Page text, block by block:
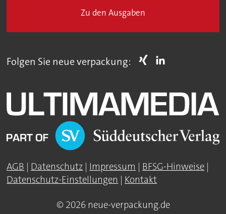
Zu den Ausgaben
Folgen Sie neue verpackung:
AGB | Datenschutz | Impressum | BFSG-Hinweise |
Datenschutz-Einstellungen | Kontakt
© 2026 neue-verpackung.de